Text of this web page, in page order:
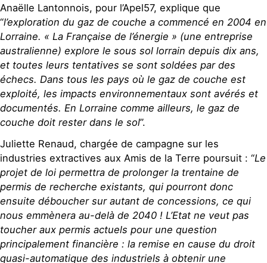
Anaëlle Lantonnois, pour l’Apel57, explique que
“l’exploration du gaz de couche a commencé en 2004 en
Lorraine. « La Française de l’énergie » (une entreprise
australienne) explore le sous sol lorrain depuis dix ans,
et toutes leurs tentatives se sont soldées par des
échecs. Dans tous les pays où le gaz de couche est
exploité, les impacts environnementaux sont avérés et
documentés. En Lorraine comme ailleurs, le gaz de
couche doit rester dans le sol”.
Juliette Renaud, chargée de campagne sur les
industries extractives aux Amis de la Terre poursuit : “Le
projet de loi permettra de prolonger la trentaine de
permis de recherche existants, qui pourront donc
ensuite déboucher sur autant de concessions, ce qui
nous emmènera au-delà de 2040 ! L’Etat ne veut pas
toucher aux permis actuels pour une question
principalement financière : la remise en cause du droit
quasi-automatique des industriels à obtenir une